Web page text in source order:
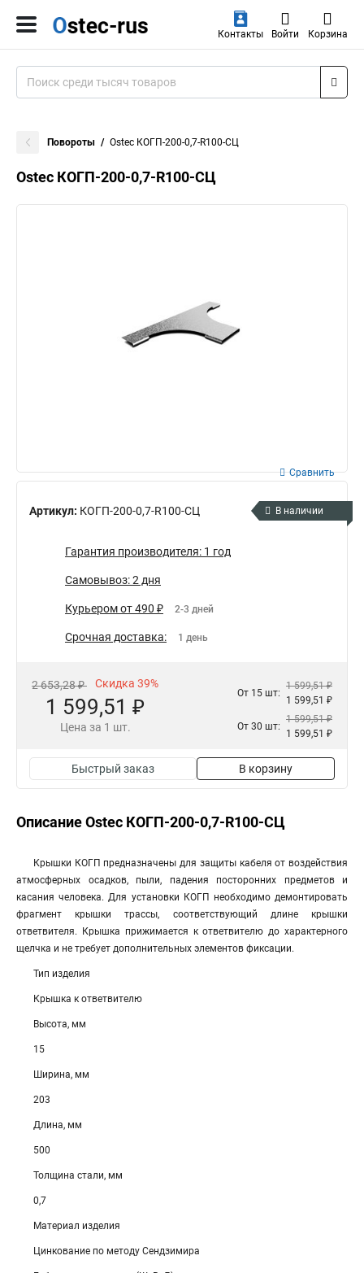
Контакты Войти Корзина
Повороты Ostec КОГП-200-0,7-R100-СЦ
Ostec КОГП-200-0,7-R100-СЦ
Артикул: КОГП-200-0,7-R100-СЦ
Сравнить
В наличии
Гарантия производителя: 1 год
Самовывоз: 2 дня
Курьером от 490 ₽ 2-3 дней
Срочная доставка: 1 день
2 653,28 ₽ Скидка 39%
1 599,51 ₽
Цена за 1 шт.
От 15 шт:
1 599,51 ₽
1 599,51 ₽
От 30 шт:
1 599,51 ₽
1 599,51 ₽
Быстрый заказ В корзину
Описание Ostec КОГП-200-0,7-R100-СЦ
Крышки КОГП предназначены для защиты кабеля от воздействия
атмосферных осадков, пыли, падения посторонних предметов и
касания человека. Для установки КОГП необходимо демонтировать
фрагмент крышки трассы, соответствующий длине крышки
ответвителя. Крышка прижимается к ответвителю до характерного
щелчка и не требует дополнительных элементов фиксации.
Тип изделия
Крышка к ответвителю
Высота, мм
15
Ширина, мм
203
Длина, мм
500
Толщина стали, мм
0,7
Материал изделия
Цинкование по методу Сендзимира